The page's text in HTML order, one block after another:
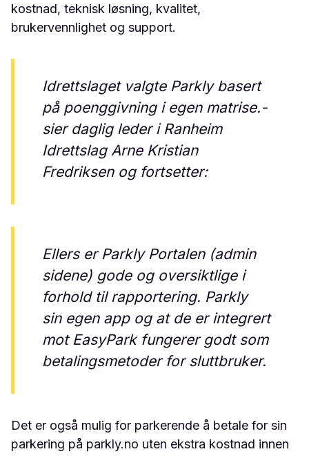
kostnad, teknisk løsning, kvalitet,
brukervennlighet og support.
Idrettslaget valgte Parkly basert
på poenggivning i egen matrise.-
sier daglig leder i Ranheim
Idrettslag Arne Kristian
Fredriksen og fortsetter:
Ellers er Parkly Portalen (admin
sidene) gode og oversiktlige i
forhold til rapportering. Parkly
sin egen app og at de er integrert
mot EasyPark fungerer godt som
betalingsmetoder for sluttbruker.
Det er også mulig for parkerende å betale for sin
parkering på parkly.no uten ekstra kostnad innen